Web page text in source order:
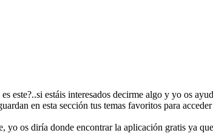
este?..si estáis interesados decirme algo y yo os
en esta sección tus temas favoritos para
os diría donde encontrar la aplicación gratis ya